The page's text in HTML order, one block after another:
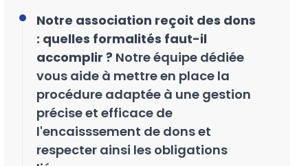
Notre association reçoit des dons
: quelles formalités faut-il
accomplir ? Notre équipe dédiée
vous aide à mettre en place la
procédure adaptée à une gestion
précise et efficace de
l'encaisssement de dons et
respecter ainsi les obligations